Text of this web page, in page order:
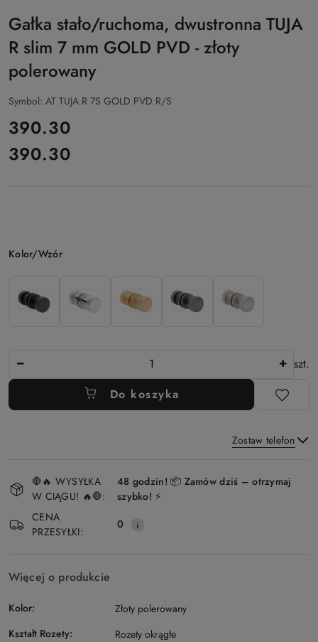
Gałka stało/ruchoma, dwustronna TUJA
R slim 7 mm GOLD PVD - złoty
polerowany
Symbol: AT TUJA R 7S GOLD PVD R/S
cena:
390.30
Cena:
390.30
Wariant
Kolor/Wzór
szt.
Do koszyka
Zostaw telefon
Wyślij
i
dostawa
🛑🔥 WYSYŁKA
W CIĄGU! 🔥🛑:
48 godzin! 📦 Zamów dziś – otrzymaj
szybko! ⚡
CENA
PRZESYŁKI:
0
Więcej o produkcie
Kolor:
Złoty polerowany
Kształt Rozety:
Rozety okrągłe